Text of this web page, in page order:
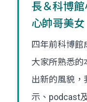
長＆科博
心帥哥美女
四年前科博館
大家所熟悉的
出新的風貌，
示、podcast